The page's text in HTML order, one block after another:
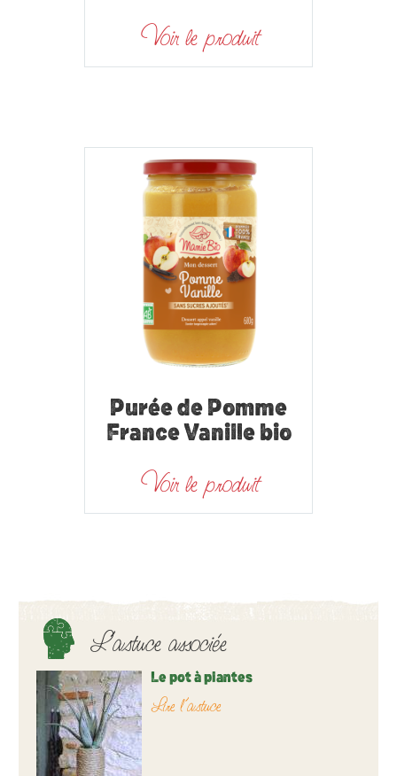
Voir le produit
Purée de Pomme
France Vanille bio
Voir le produit
L’astuce associée
Le pot à plantes
Lire l’astuce